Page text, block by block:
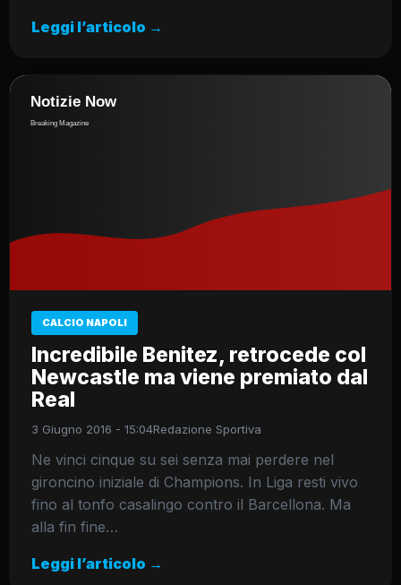
Leggi l’articolo →
CALCIO NAPOLI
Incredibile Benitez, retrocede col
Newcastle ma viene premiato dal
Real
3 Giugno 2016 - 15:04Redazione Sportiva
Ne vinci cinque su sei senza mai perdere nel
gironcino iniziale di Champions. In Liga resti vivo
fino al tonfo casalingo contro il Barcellona. Ma
alla fin fine…
Leggi l’articolo →